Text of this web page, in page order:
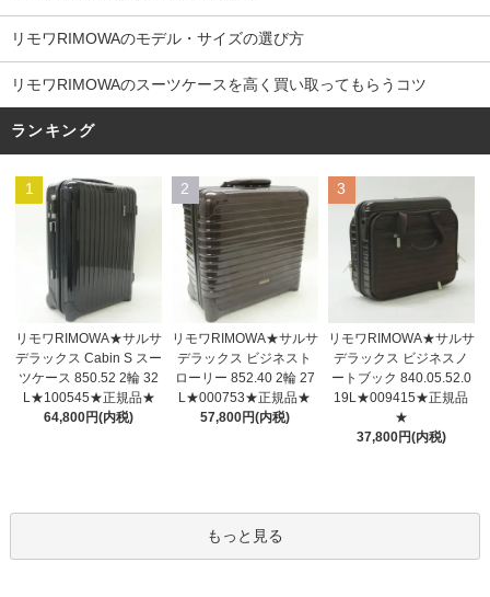
リモワRIMOWAのモデル・サイズの選び方
リモワRIMOWAのスーツケースを高く買い取ってもらうコツ
ランキング
1
リモワRIMOWA★サルサ
デラックス Cabin S スー
ツケース 850.52 2輪 32
L★100545★正規品★
64,800円(内税)
2
リモワRIMOWA★サルサ
デラックス ビジネスト
ローリー 852.40 2輪 27
L★000753★正規品★
57,800円(内税)
3
リモワRIMOWA★サルサ
デラックス ビジネスノ
ートブック 840.05.52.0
19L★009415★正規品
★
37,800円(内税)
もっと見る